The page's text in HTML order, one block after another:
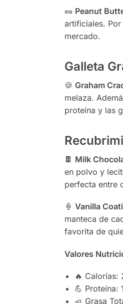
🥜 Peanut
artificiales.
mercado.
Galleta
🍪 Graham
melaza.
proteína y las
🍫 Milk
en polvo y
perfecta entre
🍦 Vanilla
manteca de
favorita de
Valores
🔥 Calorías:
💪 Proteína:
🧈 Grasa